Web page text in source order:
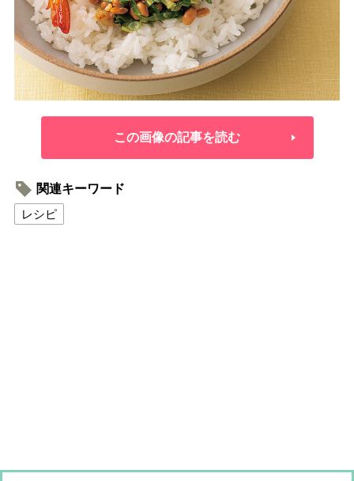
この画像の記事を読む
関連キーワード
レシピ